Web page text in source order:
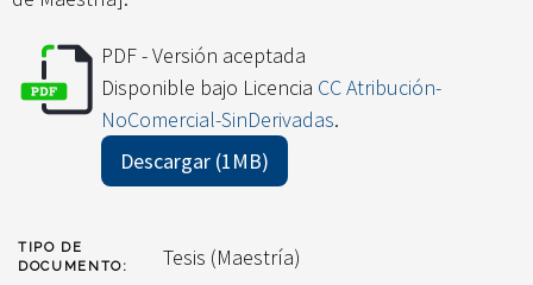
PDF - Versión aceptada
Disponible bajo Licencia CC Atribución-
NoComercial-SinDerivadas.
Descargar (1MB)
TIPO DE
DOCUMENTO:
Tesis (Maestría)